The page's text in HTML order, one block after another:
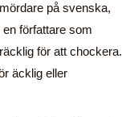
på svenska,
författare som
för att chockera.
äcklig eller